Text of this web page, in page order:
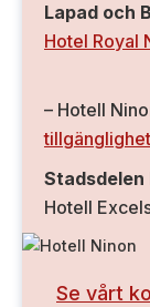
Lapad och
Hotel Royal
– Hotell
tillgänglighet
Stadsdelen
Hotell
Se vårt